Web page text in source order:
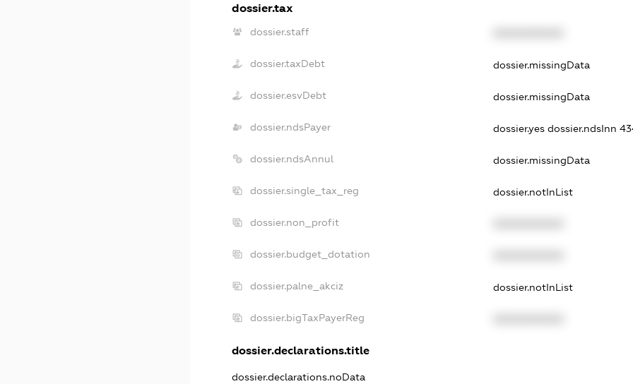
dossier.tax
dossier.staff
dossier.taxDebt dossier.missingData
dossier.esvDebt dossier.missingData
dossier.ndsPayer dossier.yesdossier.ndsInn
dossier.ndsAnnul dossier.missingData
dossier.single_tax_reg dossier.notInList
dossier.non_profit
dossier.budget_dotation
dossier.palne_akciz dossier.notInList
dossier.bigTaxPayerReg
dossier.declarations.title
dossier.declarations.noData